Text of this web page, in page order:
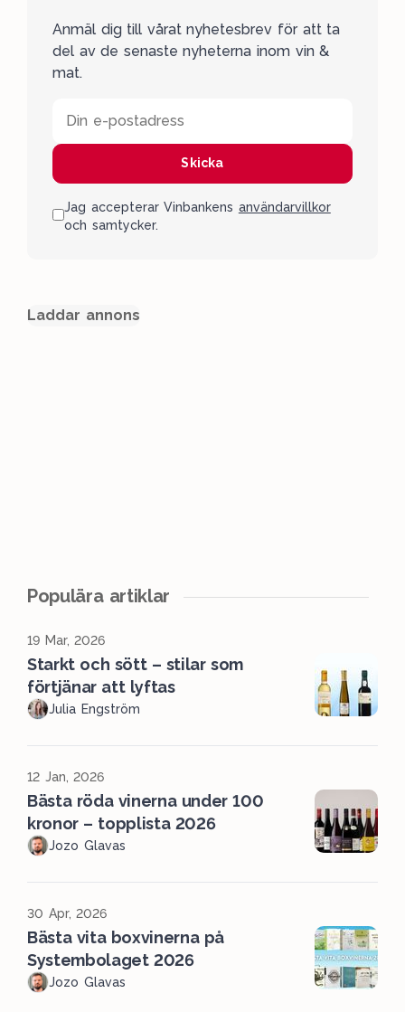
Anmäl dig till vårat nyhetesbrev för att ta
del av de senaste nyheterna inom vin &
mat.
Din e-postadress
Skicka
Jag accepterar Vinbankens användarvillkor
och samtycker.
Laddar annons
Populära artiklar
19 Mar, 2026
Starkt och sött – stilar som
förtjänar att lyftas
Julia Engström
12 Jan, 2026
Bästa röda vinerna under 100
kronor – topplista 2026
Jozo Glavas
30 Apr, 2026
Bästa vita boxvinerna på
Systembolaget 2026
Jozo Glavas